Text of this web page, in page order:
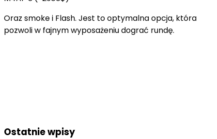
Oraz smoke i Flash. Jest to optymalna opcja, która
pozwoli w fajnym wyposażeniu dograć rundę.
Ostatnie wpisy